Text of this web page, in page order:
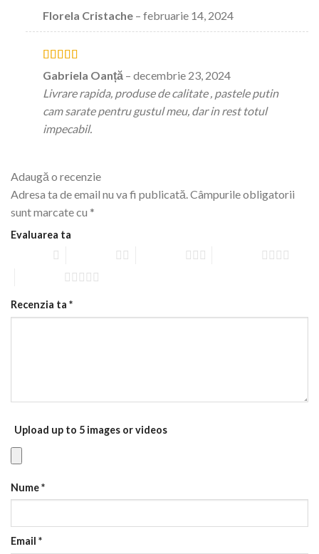
Evaluat la5
stele din 5
Florela Cristache – februarie 14, 2024
Evaluat la 5
stele din 5
Gabriela Oanță – decembrie 23, 2024
Livrare rapida, produse de calitate , pastele putin
cam sarate pentru gustul meu, dar in rest totul
impecabil.
Adaugă o recenzie
Adresa ta de email nu va fi publicată. Câmpurile obligatorii
sunt marcate cu *
Evaluarea ta
Recenzia ta *
Upload up to 5 images or videos
Nume*
Email *